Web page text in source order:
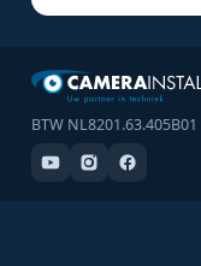
BTW NL8201.63.405B01